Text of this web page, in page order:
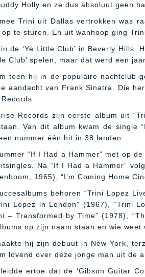
Holly en ze dus absoluut geen
Trini uit Dallas vertrokken was
te sturen. En uit wanhoop ging
de ‘Ye Little Club’ in Beverly
Club’ spelen, maar dat werd een
toen hij in de populaire nachtclub
aandacht van Frank Sinatra. Die
Records zijn eerste album uit
Van dit album kwam de single
nummer één hit in 38 landen.
“If I Had a Hammer” met op
Na “If I Had a Hammer”
1965), “I’m Coming Home
behoren “Trini Lopez
Lopez in London” (1967), “Trini
– Transformed by Time” (1978),
op zijn naam staan en wie weet
hij zijn debuut in New York,
lovend over deze jonge man uit de
ertoe dat de ‘Gibson Guitar